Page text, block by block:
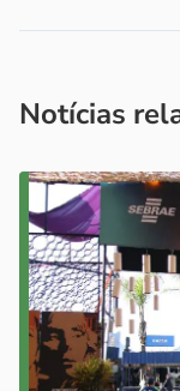
Notícias